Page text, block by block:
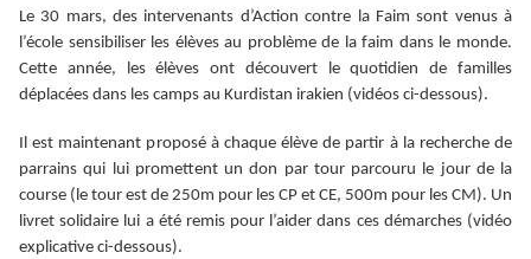
Le 30 mars, des intervenants d’Action contre la Faim sont venus à
l’école sensibiliser les élèves au problème de la faim dans le monde.
Cette année, les élèves ont découvert le quotidien de familles
déplacées dans les camps au Kurdistan irakien (vidéos ci-dessous).
Il est maintenant proposé à chaque élève de partir à la recherche de
parrains qui lui promettent un don par tour parcouru le jour de la
course (le tour est de 250m pour les CP et CE, 500m pour les CM). Un
livret solidaire lui a été remis pour l’aider dans ces démarches (vidéo
explicative ci-dessous).